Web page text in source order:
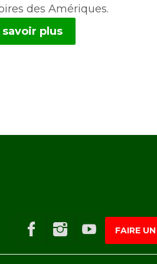
des Amériques.
savoir plus
FAIRE